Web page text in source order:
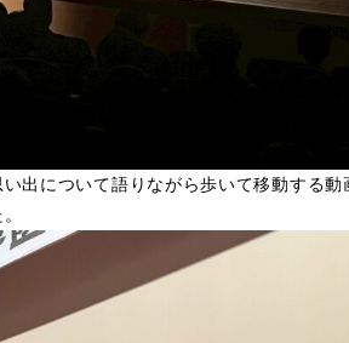
出について語りながら歩いて移動する動